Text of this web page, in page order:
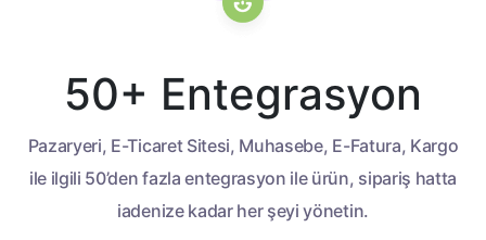
50+ Entegrasyon
Pazaryeri, E-Ticaret Sitesi, Muhasebe, E-Fatura, Kargo
ile ilgili 50’den fazla entegrasyon ile ürün, sipariş hatta
iadenize kadar her şeyi yönetin.